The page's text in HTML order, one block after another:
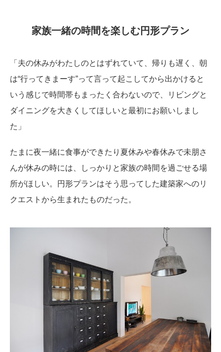
家族一緒の時間を楽しむ円形プラン
「夫の休みがわたしのとはずれていて、帰りも遅く、朝
は“行ってきまーす”って言って起こしてから出かけると
いう感じで時間帯もまったく合わないので、リビングと
ダイニングを大きくしてほしいと最初にお願いしまし
た」
たまに夜一緒に食事ができたり夏休みや春休みで未朋さ
んが休みの時には、しっかりと家族の時間を過ごせる場
所がほしい。円形プランはそう思ってした建築家へのリ
クエストから生まれたものだった。